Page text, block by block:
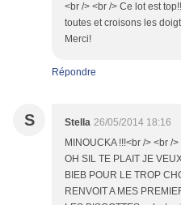
<br /> <br /> Ce lot est
toutes et croisons les
Merci!
Répondre
S Stella 26/05/2014 18:16
MINOUCKA !!!<br /> <br /
OH SIL TE PLAIT JE
BIEB POUR LE TROP
RENVOIT A MES